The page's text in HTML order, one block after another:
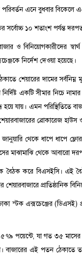
পরিবর্তন এনে বুধবার বিকেলে
সর্বোচ্চ ১০ শতাংশ পর্যন্ত
বিনিয়োগকারীদের স্বার্থ
নির্দেশ দেওয়া হয়েছে।
শেয়ারের দামের সর্বনিম্ন
একটি সীমার নিচে
যায়। এমন পরিস্থিতিতে
ব্রোকারেজ
থেকে ধাপে ধাপে
মাঝামাঝি থেকে
করে বিএসইসি। এই
প্রাতিষ্ঠানিক
স্টক এক্সচেঞ্জের
পয়েন্টে, যা গত ৩৫
বাজারের এই পতন ঠেকাতে